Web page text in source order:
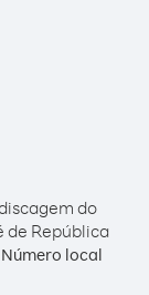
do
de República
Número local